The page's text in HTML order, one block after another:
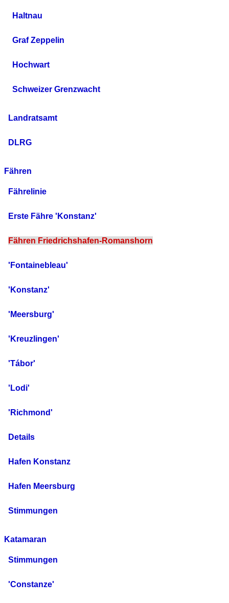
Haltnau
Graf Zeppelin
Hochwart
Schweizer Grenzwacht
Landratsamt
DLRG
Fähren
Fährelinie
Erste Fähre 'Konstanz'
Fähren Friedrichshafen-Romanshorn
'Fontainebleau'
'Konstanz'
'Meersburg'
'Kreuzlingen'
'Tábor'
'Lodi'
'Richmond'
Details
Hafen Konstanz
Hafen Meersburg
Stimmungen
Katamaran
Stimmungen
'Constanze'